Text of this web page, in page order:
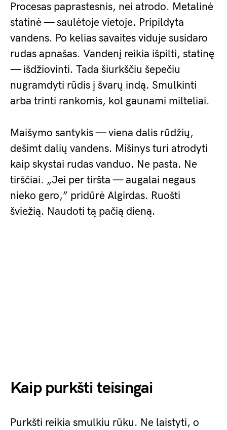
Procesas paprastesnis, nei atrodo. Metalinė
statinė — saulėtoje vietoje. Pripildyta
vandens. Po kelias savaites viduje susidaro
rudas apnašas. Vandenį reikia išpilti, statinę
— išdžiovinti. Tada šiurkščiu šepečiu
nugramdyti rūdis į švarų indą. Smulkinti
arba trinti rankomis, kol gaunami milteliai.
Maišymo santykis — viena dalis rūdžių,
dešimt dalių vandens. Mišinys turi atrodyti
kaip skystai rudas vanduo. Ne pasta. Ne
tirščiai. „Jei per tiršta — augalai negaus
nieko gero,” pridūrė Algirdas. Ruošti
šviežią. Naudoti tą pačią dieną.
Kaip purkšti teisingai
Purkšti reikia smulkiu rūku. Ne laistyti, o